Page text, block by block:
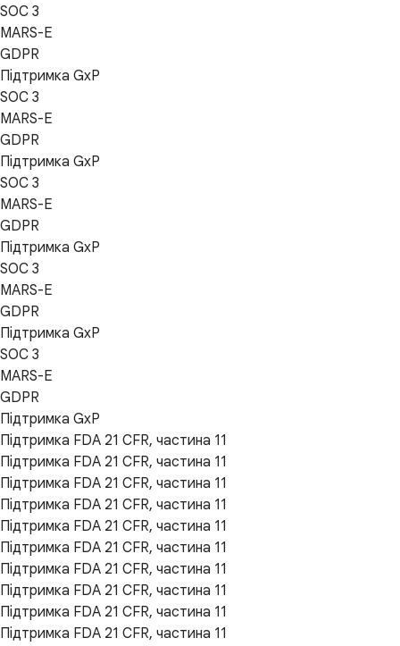
SOC 3
MARS-E
GDPR
Підтримка GxP
SOC 3
MARS-E
GDPR
Підтримка GxP
SOC 3
MARS-E
GDPR
Підтримка GxP
SOC 3
MARS-E
GDPR
Підтримка GxP
SOC 3
MARS-E
GDPR
Підтримка GxP
Підтримка FDA 21 CFR, частина 11
Підтримка FDA 21 CFR, частина 11
Підтримка FDA 21 CFR, частина 11
Підтримка FDA 21 CFR, частина 11
Підтримка FDA 21 CFR, частина 11
Підтримка FDA 21 CFR, частина 11
Підтримка FDA 21 CFR, частина 11
Підтримка FDA 21 CFR, частина 11
Підтримка FDA 21 CFR, частина 11
Підтримка FDA 21 CFR, частина 11